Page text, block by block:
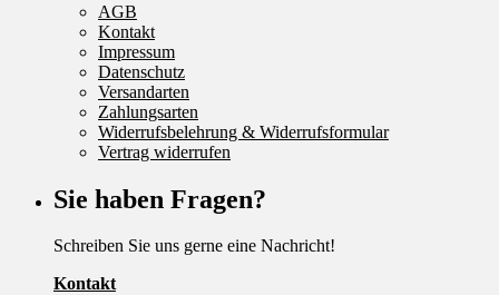
AGB
Kontakt
Impressum
Datenschutz
Versandarten
Zahlungsarten
Widerrufsbelehrung & Widerrufsformular
Vertrag widerrufen
Sie haben Fragen?
Schreiben Sie uns gerne eine Nachricht!
Kontakt